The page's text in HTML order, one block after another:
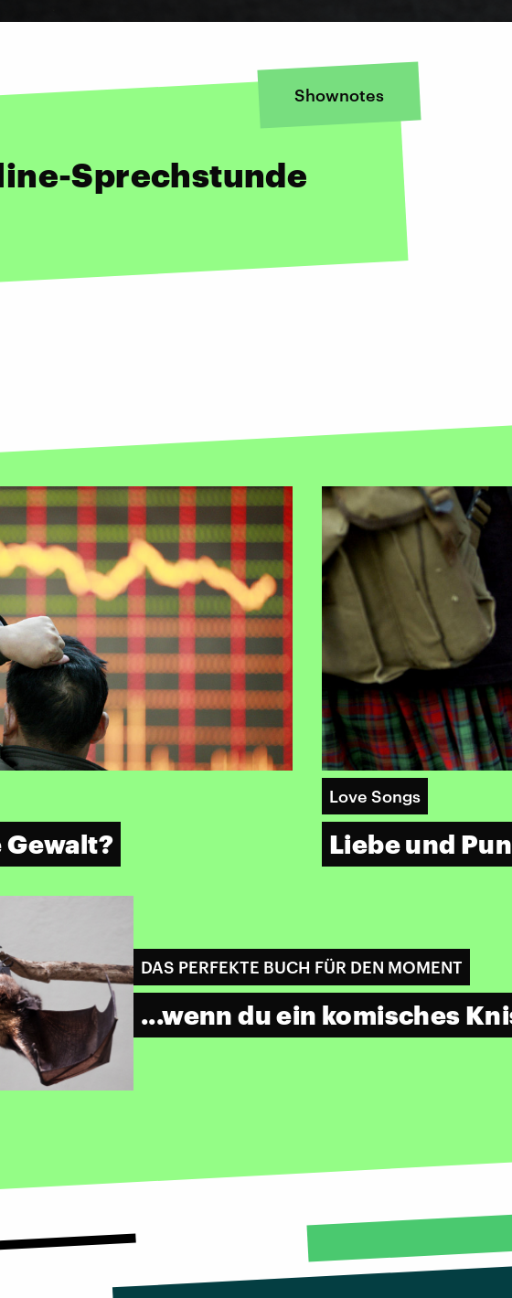
Shownotes
Sprechstunde
Gewalt?
Love Songs
Liebe und
DAS PERFEKTE BUCH FÜR DEN MOMENT
...wenn du ein komisches